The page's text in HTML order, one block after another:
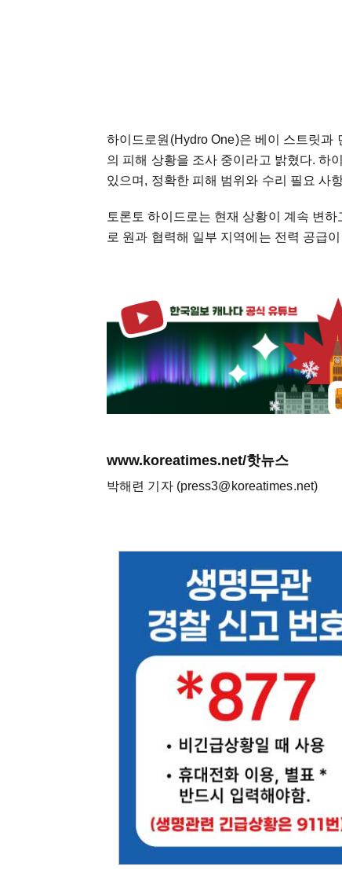
하이드로원(Hydro One)은 베이 스트릿과
의 피해 상황을 조사 중이라고 밝혔다. 하
있으며, 정확한 피해 범위와 수리 필요 사
토론토 하이드로는 현재 상황이 계속 변
로 원과 협력해 일부 지역에는 전력 공급
www.koreatimes.net/핫뉴스
박해련 기자 (press3@koreatimes.net)